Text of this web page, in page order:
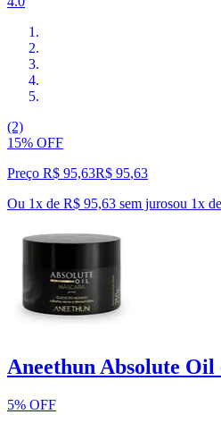
(2)
15% OFF
Preço R$ 95,63R$ 95,63
Ou 1x de R$ 95,63 sem jurosou 1x de
Aneethun Absolute Oil
5% OFF